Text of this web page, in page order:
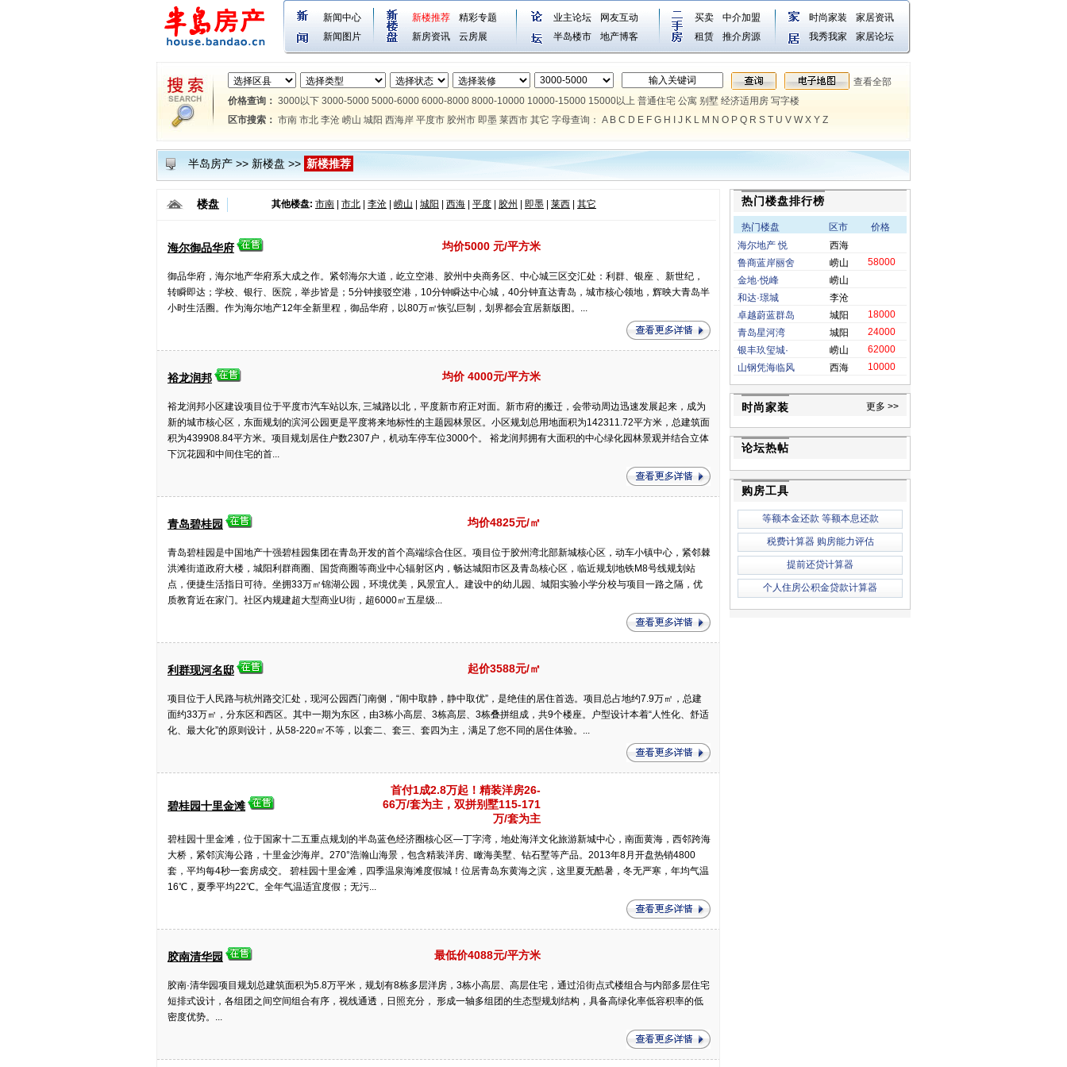
新闻中心
新闻图片
新楼推荐
精彩专题
新房资讯
云房展
业主论坛
网友互动
半岛楼市
地产博客
买卖
中介加盟
租赁
推介房源
时尚家装
家居资讯
我秀我家
家居论坛
查看全部
价格查询： 3000以下 3000-5000 5000-6000 6000-8000 8000-10000 10000-15000 15000以上 普通住宅 公寓 别墅 经济适用房 写字楼
区市搜索： 市南 市北 李沧 崂山 城阳 西海岸 平度市 胶州市 即墨 莱西市 其它 字母查询： A B C D E F G H J K L M N O P Q R S T U V W X Y Z
半岛房产 >> 新楼盘 >> 新楼推荐
楼盘 其他楼盘: 市南 市北 李沧 崂山 城阳 西海 平度 胶州 即墨 莱西 其它
海尔御品华府 均价5000 元/平方米
御品华府，海尔地产华府系大成之作。紧邻海尔大道，屹立空港、胶州中央商务区、中心城三区交汇处：利群、银座 、新世纪，
转瞬即达；学校、银行、医院，举步皆是；5分钟接驳空港，10分钟瞬达中心城，40分钟直达青岛，城市核心领地，辉映大青岛半
小时生活圈。作为海尔地产12年全新里程，御品华府，以80万㎡恢弘巨制，划界都会宜居新版图。...
裕龙润邦 均价 4000元/平方米
裕龙润邦小区建设项目位于平度市汽车站以东, 三城路以北，平度新市府正对面。新市府的搬迁，会带动周边迅速发展起来，成为
新的城市核心区，东面规划的滨河公园更是平度将来地标性的主题园林景区。小区规划总用地面积为142311.72平方米，总建筑面
积为439908.84平方米。项目规划居住户数2307户，机动车停车位3000个。 裕龙润邦拥有大面积的中心绿化园林景观并结合立体
下沉花园和中间住宅的首...
青岛碧桂园 均价4825元/㎡
青岛碧桂园是中国地产十强碧桂园集团在青岛开发的首个高端综合住区。项目位于胶州湾北部新城核心区，动车小镇中心，紧邻棘
洪滩街道政府大楼，城阳利群商圈、国货商圈等商业中心辐射区内，畅达城阳市区及青岛核心区，临近规划地铁M8号线规划站
点，便捷生活指日可待。坐拥33万㎡锦湖公园，环境优美，风景宜人。建设中的幼儿园、城阳实验小学分校与项目一路之隔，优
质教育近在家门。社区内规建超大型商业U街，超6000㎡五星级...
利群现河名邸 起价3588元/㎡
项目位于人民路与杭州路交汇处，现河公园西门南侧，“闹中取静，静中取优”，是绝佳的居住首选。项目总占地约7.9万㎡，总建
面约33万㎡，分东区和西区。其中一期为东区，由3栋小高层、3栋高层、3栋叠拼组成，共9个楼座。户型设计本着“人性化、舒适
化、最大化”的原则设计，从58-220㎡不等，以套二、套三、套四为主，满足了您不同的居住体验。...
碧桂园十里金滩
首付1成2.8万起！精装洋房26-
66万/套为主，双拼别墅115-171
万/套为主
碧桂园十里金滩，位于国家十二五重点规划的半岛蓝色经济圈核心区—丁字湾，地处海洋文化旅游新城中心，南面黄海，西邻跨海
大桥，紧邻滨海公路，十里金沙海岸。270°浩瀚山海景，包含精装洋房、瞰海美墅、钻石墅等产品。2013年8月开盘热销4800
套，平均每4秒一套房成交。 碧桂园十里金滩，四季温泉海滩度假城！位居青岛东黄海之滨，这里夏无酷暑，冬无严寒，年均气温
16℃，夏季平均22℃。全年气温适宜度假；无污...
胶南清华园 最低价4088元/平方米
胶南·清华园项目规划总建筑面积为5.8万平米，规划有8栋多层洋房，3栋小高层、高层住宅，通过沿街点式楼组合与内部多层住宅
短排式设计，各组团之间空间组合有序，视线通透，日照充分， 形成一轴多组团的生态型规划结构，具备高绿化率低容积率的低
密度优势。...
热门楼盘排行榜
热门楼盘 区市
价格
海尔地产 悦
西海
鲁商蓝岸丽舍
崂山
58000
金地·悦峰
崂山
和达·璟城
李沧
卓越蔚蓝群岛
城阳
18000
青岛星河湾
城阳
24000
银丰玖玺城·
崂山
62000
山钢凭海临风
西海 10000
时尚家装 更多 >>
论坛热帖
购房工具
等额本金还款 等额本息还款
税费计算器 购房能力评估
提前还贷计算器
个人住房公积金贷款计算器